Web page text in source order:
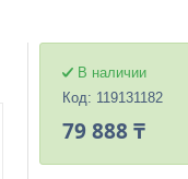
В наличии
Код: 119131182
79 888 ₸